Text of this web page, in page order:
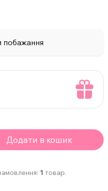
побажання
Додати в кошик
1 товар.